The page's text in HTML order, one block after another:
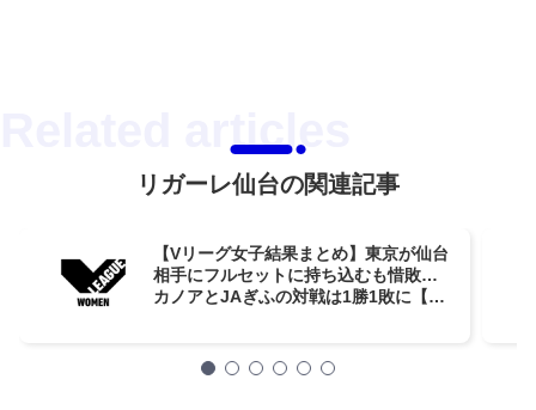
リガーレ仙台の関連記事
【Vリーグ女子結果まとめ】東京が仙台
相手にフルセットに持ち込むも惜敗…
カノアとJAぎふの対戦は1勝1敗に【第